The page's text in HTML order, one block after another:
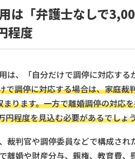
は「弁護士なしで
程度
は、「自分だけで調停に対応する
で調停に対応する場合は、家庭
ります。一方で離婚調停の対応
円程度を見込む必要があるでしょ
裁判官や調停委員などで構成さ
離婚や財産分与、親権、教育費